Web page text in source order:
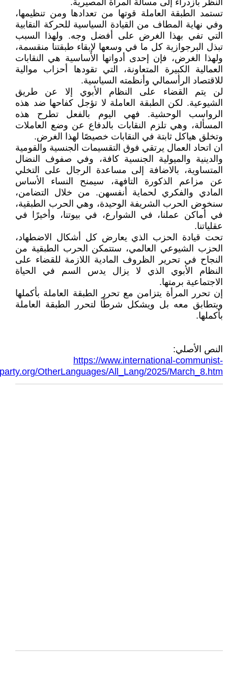
النظر بازدراء إلى مسألة المرأة المصيرية.
تستمد الطبقة العاملة قوتها من تعدادها ومن تنظيمها،
وفي نهاية المطاف من القيادة السياسية للحركة النقابية
التي تفي بهذا الغرض على أفضل وجه. ولهذا السبب
تبذل البرجوازية كل ما في وسعها لإبقاء طبقتنا منقسمة،
ولهذا الغرض، فإن إحدى أدواتها الأساسية هي النقابات
العمالية الكبيرة المتعاونة، التي تقودها أحزاب موالية
للاقتصاد الرأسمالي وأنظمته السياسية.
لن يتم القضاء على النظام الأبوي إلا عن طريق
الشيوعية. لكن الطبقة العاملة لا تؤجل كفاحها ضد هذه
الرواسب الوحشية. فهي اليوم بالفعل تطرح هذه
المسألة، وهي تلزم النقابات بالدفاع عن وضع العاملات
وتخلق هياكل ثابتة في النقابات خصيصًا لهذا الغرض.
ان اتحاد العمال يرتقي فوق التقسيمات الجنسية والقومية
والدينية والميولية الجنسية كافة، وفي صفوف النضال
المتساوية، بالاضافة إلى مساعدة الرجال على التخلي
عن مزاعم الذكورة التافهة، سيمنح النساء الأساس
المادي والفكري لحماية أنفسهن. من خلال التضامن،
سنخوض الحرب الشريفة الوحيدة، وهي الحرب الطبقية،
في أماكن عملنا، في الشوارع، في بيوتنا، وأخيرًا في
عقلياتنا.
تحت قيادة الحزب الذي يعارض كل أشكال الاضطهاد،
الحزب الشيوعي العالمي، ستتمكن الحرب الطبقية من
النجاح في تحرير الظروف المادية اللازمة للقضاء على
النظام الأبوي الذي لا يزال يدس السم في الحياة
الاجتماعية برمتها.
إن تحرر المرأة يتزامن مع تحرر الطبقة العاملة بأكملها
ويتطابق معه بل ويشكل شرطًا لتحرر الطبقة العاملة
بأكملها.
النص الأصلي:
https://www.international-communist-
party.org/OtherLanguages/All_Lang/2025/March_8.htm